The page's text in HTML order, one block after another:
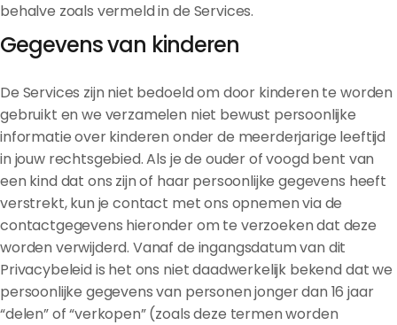
behalve zoals vermeld in de Services.
Gegevens van kinderen
De Services zijn niet bedoeld om door kinderen te worden
gebruikt en we verzamelen niet bewust persoonlijke
informatie over kinderen onder de meerderjarige leeftijd
in jouw rechtsgebied. Als je de ouder of voogd bent van
een kind dat ons zijn of haar persoonlijke gegevens heeft
verstrekt, kun je contact met ons opnemen via de
contactgegevens hieronder om te verzoeken dat deze
worden verwijderd. Vanaf de ingangsdatum van dit
Privacybeleid is het ons niet daadwerkelijk bekend dat we
persoonlijke gegevens van personen jonger dan 16 jaar
“delen” of “verkopen” (zoals deze termen worden